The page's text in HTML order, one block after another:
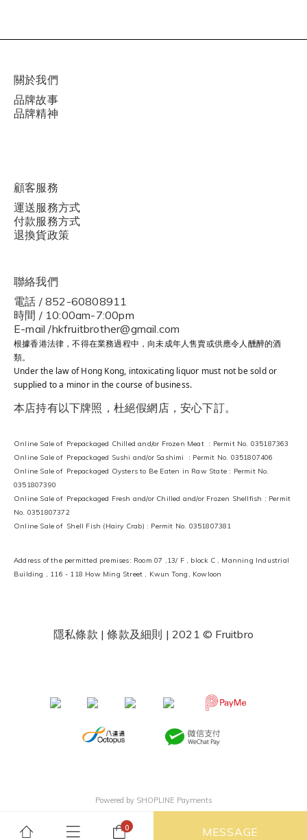
MESSAGE
關於我們
品牌故事
品牌精神
顧客服務
運送服務方式
付款服務方式
退換貨政策
聯絡我們
電話 / 852-60808911
時間 / 10:00am-7:00pm
E-mail /hkfruitbrother@gmail.com
根據香港法律，不得在業務過程中，向未成年人售賣或供應令人醺醉的酒
類。
Under the law of Hong Kong, intoxicating liquor must not be sold or
supplied to a minor in the course of business.
本店持有以下牌照，杜絕假網店，安心下訂。
Online Sale of Prepackaged Chilled and/or Frozen Meat : Permit No. 035187363
Online Sale of Prepackaged Sushi and/or Sashimi : Permit No. 0351807406
Online Sale of Prepackaged Oysters to Be Eaten in Raw State : Permit No.
0351807390
Online Sale of Prepackaged Fresh and/or Chilled and/or Frozen Shellfish : Permit
No. 0351807372
Online Sale of Shell Fish (Hairy Crab) : Permit No. 0351807381
Address of the permitted premises: Room 07 ,13/ F , block C , Manning Industrial
Building , 116 - 118 How Ming Street , Kwun Tong, Kowloon
隱私條款 | 條款及細則 | 2021 © Fruitbro
Powered by SHOPLINE Payments